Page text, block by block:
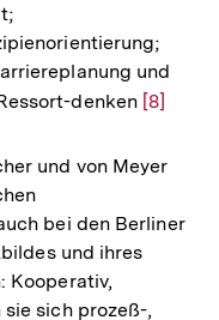
und
denken Zur
der
[8]
und von Meyer
bei den Berliner
und ihres
Kooperativ,
sich prozeß-,